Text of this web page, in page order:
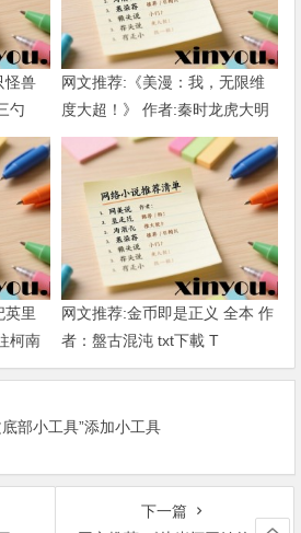
怪兽
勺
网文推荐:《美漫：我，无限维
度大超！》 作者:秦时龙虎大明
1-802章 TXT下载
英里
柯南
网文推荐:金币即是正义 全本 作
者：盤古混沌 txt下載 T
底部小工具”添加小工具
下一篇